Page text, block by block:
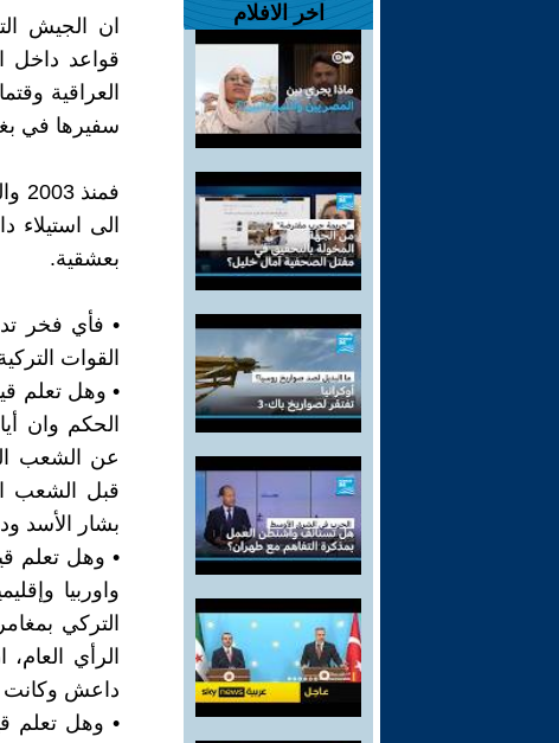
اخر الافلام
ان الجيش
قواعد داخل
العراقية
سفيرها في
الى
بعشقية.
• فأي فخر
القوات
• وهل تعلم
الحكم وان
عن الشعب
قبل الشعب
بشار الأسد
• وهل تعلم
واوربيا
التركي
الرأي
داعش وكانت